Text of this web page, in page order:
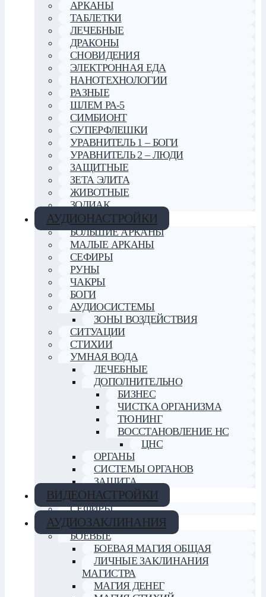
АРКАНЫ
ТАБЛЕТКИ
ЛЕЧЕБНЫЕ
ДРАКОНЫ
СНОВИДЕНИЯ
ЭЛЕКТРОННАЯ ЕДА
НАНОТЕХНОЛОГИИ
РАЗНЫЕ
ШЛЕМ РА-5
СИМБИОНТ
СУПЕРФЛЕШКИ
УРАВНИТЕЛЬ 1 – БОГИ
УРАВНИТЕЛЬ 2 – ЛЮДИ
ЗАЩИТНЫЕ
ЗЕТА ЭЛИТА
ЖИВОТНЫЕ
ЗОДИАК
АУДИОНАСТРОЙКИ
БОЛЬШИЕ АРКАНЫ
МАЛЫЕ АРКАНЫ
СЕФИРЫ
РУНЫ
ЧАКРЫ
БОГИ
АУДИОСИСТЕМЫ
ЗОНЫ ВОЗДЕЙСТВИЯ
СИТУАЦИИ
СТИХИИ
УМНАЯ ВОДА
ЛЕЧЕБНЫЕ
ДОПОЛНИТЕЛЬНО
БИЗНЕС
ЧИСТКА ОРГАНИЗМА
ТЮНИНГ
ВОССТАНОВЛЕНИЕ НС
ЦНС
ОРГАНЫ
СИСТЕМЫ ОРГАНОВ
ЗАЩИТА
ВИДЕОНАСТРОЙКИ
СЕФИРЫ
АУДИОЗАКЛИНАНИЯ
БОЕВЫЕ
БОЕВАЯ МАГИЯ ОБЩАЯ
ЛИЧНЫЕ ЗАКЛИНАНИЯ
МАГИСТРА
МАГИЯ ДЕНЕГ